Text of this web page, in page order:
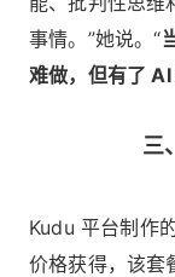
事情。”她说。“
难做，但有了
三
Kudu 平台制作
价格获得，该套